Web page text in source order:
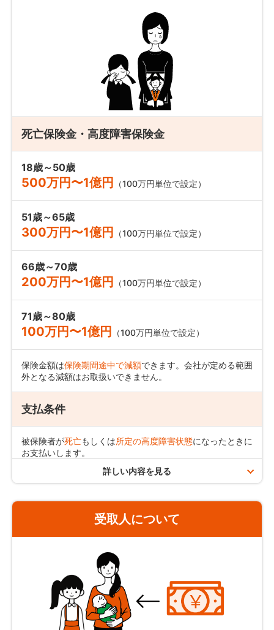
死亡保険金・高度障害保険金
18歳～50歳
500万円〜1億円 （100万円単位で設定）
51歳～65歳
300万円〜1億円 （100万円単位で設定）
66歳～70歳
200万円〜1億円 （100万円単位で設定）
71歳～80歳
100万円〜1億円 （100万円単位で設定）
保険金額は保険期間途中で減額できます。会社が定める範囲
外となる減額はお取扱いできません。
支払条件
被保険者が死亡もしくは所定の高度障害状態になったときに
お支払いします。
病気でも事故でも災害でも同額の保険金額
す。
高度障害状態とは？
注意事項／お支払いできない場合
この保険には、満期保険金や配当、解約返戻金はありま
せん。また、特約もありません。
増額の場合は新規の追加契約が必要となります。追加契
約時に改めて引き受けのための審査をさせていただきま
詳しい内容を見る
受取人について